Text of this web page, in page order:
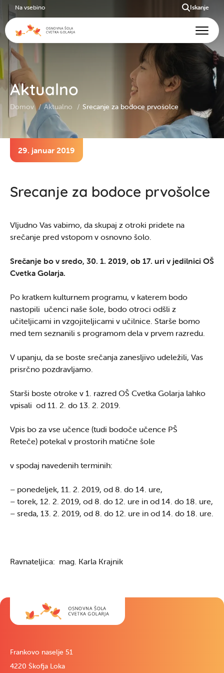
Aktualno
Domov Aktualno Srecanje za bodoce prvošolce
29. januar 2019
Srecanje za bodoce prvošolce
Vljudno Vas vabimo, da skupaj z otroki pridete na
srečanje pred vstopom v osnovno šolo.
Srečanje bo v sredo, 30. 1. 2019, ob 17. uri v jedilnici OŠ
Cvetka Golarja.
Po kratkem kulturnem programu, v katerem bodo
nastopili učenci naše šole, bodo otroci odšli z
učiteljicami in vzgojiteljicami v učilnice. Starše bomo
med tem seznanili s programom dela v prvem razredu.
V upanju, da se boste srečanja zanesljivo udeležili, Vas
prisrčno pozdravljamo.
Starši boste otroke v 1. razred OŠ Cvetka Golarja lahko
vpisali od 11. 2. do 13. 2. 2019.
Vpis bo za vse učence (tudi bodoče učence PŠ
Reteče) potekal v prostorih matične šole
v spodaj navedenih terminih:
– ponedeljek, 11. 2. 2019, od 8. do 14. ure,
– torek, 12. 2. 2019, od 8. do 12. ure in od 14. do 18. ure,
– sreda, 13. 2. 2019, od 8. do 12. ure in od 14. do 18. ure.
Ravnateljica: mag. Karla Krajnik
Frankovo naselje 51
4220 Škofja Loka
Na vsebino Iskanje